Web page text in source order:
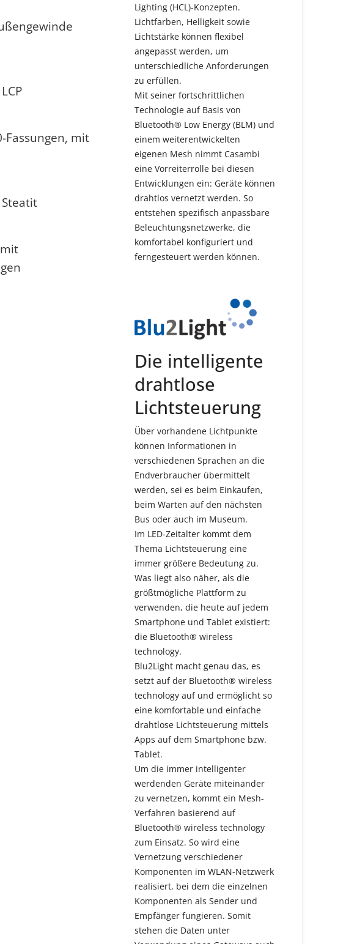
Fassungen, mit
Steatit
Lighting (HCL)-Konzepten.
Lichtfarben, Helligkeit sowie
Lichtstärke können flexibel
angepasst werden, um
unterschiedliche Anforderungen
zu erfüllen.
Mit seiner fortschrittlichen
Technologie auf Basis von
Bluetooth® Low Energy (BLM) und
einem weiterentwickelten
eigenen Mesh nimmt Casambi
eine Vorreiterrolle bei diesen
Entwicklungen ein: Geräte können
drahtlos vernetzt werden. So
entstehen spezifisch anpassbare
Beleuchtungsnetzwerke, die
komfortabel konfiguriert und
ferngesteuert werden können.
Die intelligente
drahtlose
Lichtsteuerung
Über vorhandene Lichtpunkte
können Informationen in
verschiedenen Sprachen an die
Endverbraucher übermittelt
werden, sei es beim Einkaufen,
beim Warten auf den nächsten
Bus oder auch im Museum.
Im LED-Zeitalter kommt dem
Thema Lichtsteuerung eine
immer größere Bedeutung zu.
Was liegt also näher, als die
größtmögliche Plattform zu
verwenden, die heute auf jedem
Smartphone und Tablet existiert:
die Bluetooth® wireless
technology.
Blu2Light macht genau das, es
setzt auf der Bluetooth® wireless
technology auf und ermöglicht so
eine komfortable und einfache
drahtlose Lichtsteuerung mittels
Apps auf dem Smartphone bzw.
Tablet.
Um die immer intelligenter
werdenden Geräte miteinander
zu vernetzen, kommt ein Mesh-
Verfahren basierend auf
Bluetooth® wireless technology
zum Einsatz. So wird eine
Vernetzung verschiedener
Komponenten im WLAN-Netzwerk
realisiert, bei dem die einzelnen
Komponenten als Sender und
Empfänger fungieren. Somit
stehen die Daten unter